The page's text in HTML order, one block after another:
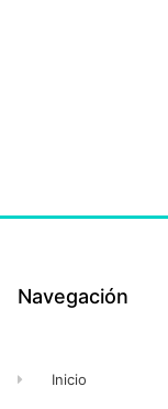
Navegación
Inicio